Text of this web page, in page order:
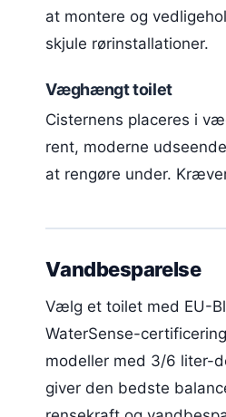
at montere og
skjule rørinstallationer.
Væghængt toilet
Cisternens placeres i
rent, moderne
at rengøre under.
Vandbesparelse
Vælg et toilet med EU-
WaterSense-
modeller med 3/6 liter-
giver den bedste